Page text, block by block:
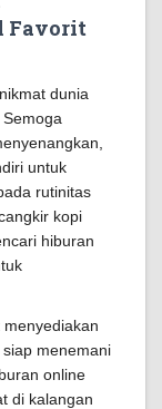
Favorit
dunia
untuk
rutinitas
kopi
hiburan
menemani
online
di kalangan